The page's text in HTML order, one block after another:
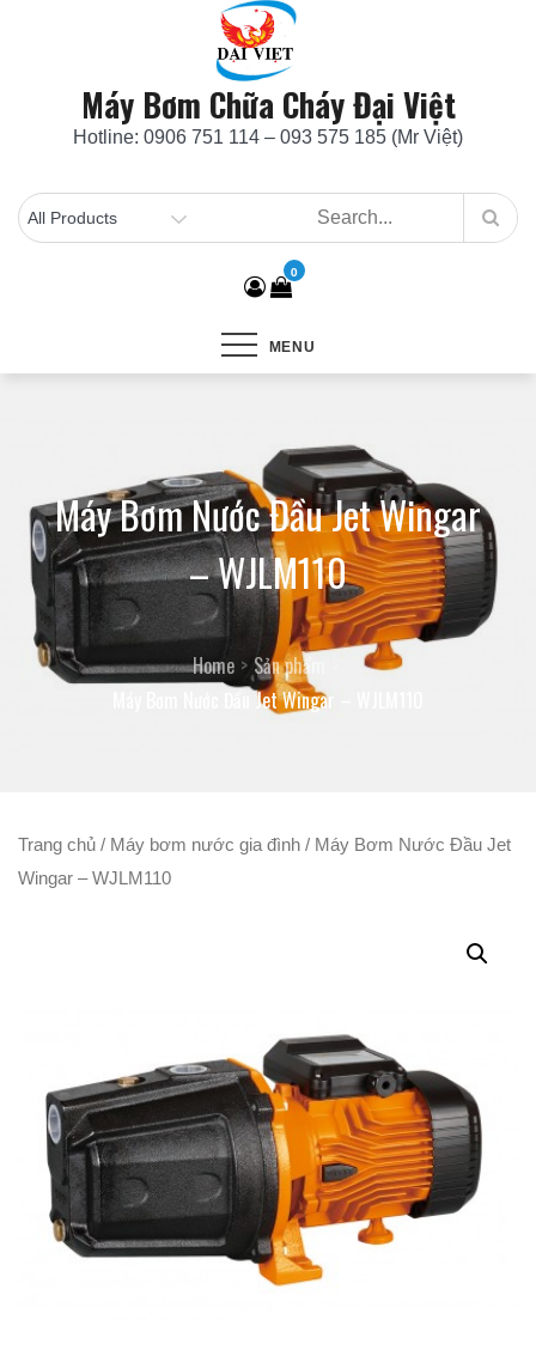
Máy Bơm Chữa Cháy Đại Việt
Hotline: 0906 751 114 – 093 575 185 (Mr Việt)
0
MENU
Máy Bơm Nước Đầu Jet Wingar
– WJLM110
Home
Sản phẩm
Máy Bơm Nước Đầu Jet Wingar – WJLM110
Trang chủ / Máy bơm nước gia đình / Máy Bơm Nước Đầu Jet
Wingar – WJLM110